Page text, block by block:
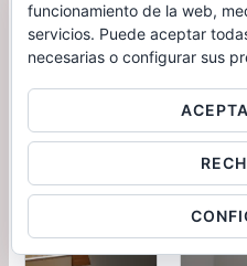
Quitar gotele y
Quitar
afinado
funcionamiento de la web,
servicios. Puede aceptar
necesarias o configurar sus